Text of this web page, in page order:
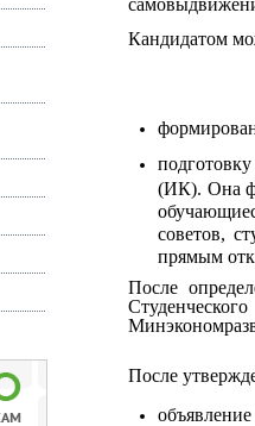
Кандидатом
(ИК). Она
советов,
прямым
После
После